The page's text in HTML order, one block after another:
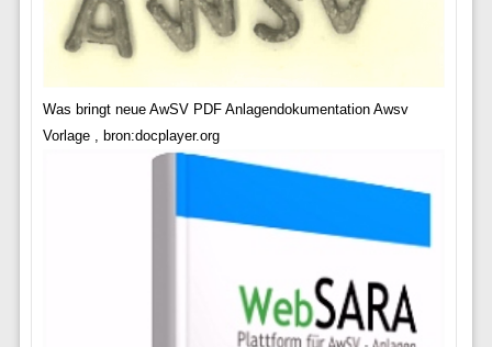
Was bringt neue AwSV PDF Anlagendokumentation Awsv
Vorlage , bron:docplayer.org